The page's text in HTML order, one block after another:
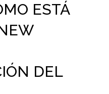
ESTÁ
DEL